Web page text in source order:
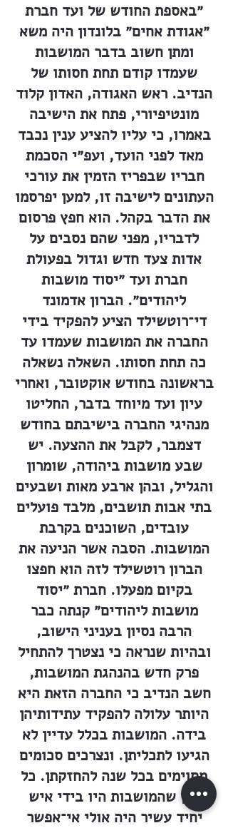
״באספת החודש של ועד חברת
״אגודת אחים״ בלונדון היה משא
ומתן חשוב בדבר המושבות
שעמדו קודם תחת חסותו של
הנדיב. ראש האגודה, האדון קלוד
מונטיפיורי, פתח את הישיבה
באמרו, כי עליו להציע ענין נכבד
מאד לפני הועד, ועפ״י הסכמת
חבריו שבפריז הזמין את עורכי
העתונים לישיבה זו, למען יפרסמו
את הדבר בקהל. הוא חפץ פרסום
לדבריו, מפני שהם נסבים על
אדות צעד חדש וגדול בפעולת
חברת ועד ״יסוד מושבות
ליהודים״. הברון אדמונד
די־רוטשילד הציע להפקיד בידי
החברה את המושבות שעמדו עד
כה תחת חסותו. השאלה נשאלה
בראשונה בחודש אוקטובר, ואחרי
עיון ועד מיוחד בדבר, החליטו
מנהיגי החברה בישיבתם בחודש
דצמבר, לקבל את ההצעה. יש
שבע מושבות ביהודה, שומרון
והגליל, ובהן ארבע מאות ושבעים
בתי אבות תושבים, מלבד פועלים
עובדים, השוכנים בקרבת
המושבות. הסבה אשר הניעה את
הברון רוטשילד לזה הוא חפצו
בקיום מפעלו. חברת ״יסוד
מושבות ליהודים״ קנתה כבר
הרבה נסיון בעניני הישוב,
ובהיות שנראה כי נצטרך להתחיל
פרק חדש בהנהגת המושבות,
חשב הנדיב כי החברה הזאת היא
היותר עלולה להפקיד עתידותיהן
בידה. המושבות בכלל עדיין לא
הגיעו לתכליתן. ונצרכים סכומים
מסוימים בכל שנה להחזקתן. כל
זמן שהמושבות היו בידי איש
יחיד עשיר היה אולי אי־אפשר